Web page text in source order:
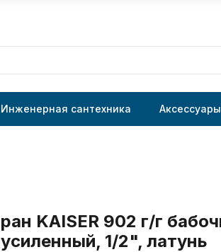
Инженерная сантехника
KAISER 902 г/г
1/2", латунь